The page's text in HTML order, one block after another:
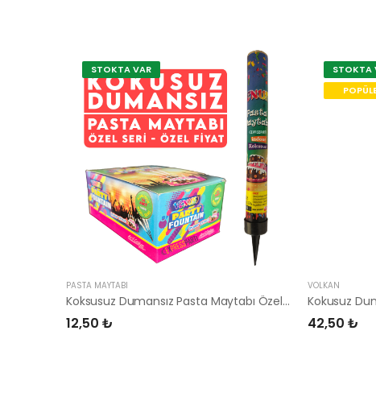
STOKTA VAR
PASTA MAYTABI
Koksusuz Dumansız Pasta Maytabı Özel Seri
12,50 ₺
STOKTA
VOLKAN
Kokusuz
42,50 ₺